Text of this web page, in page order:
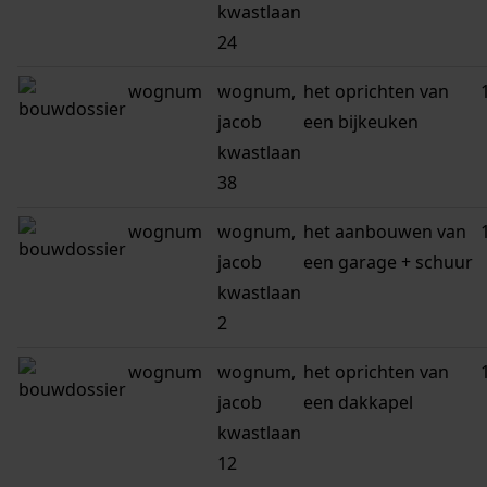
kwastlaan
24
wognum
wognum,
jacob
kwastlaan
38
het oprichten van
een bijkeuken
wognum
wognum,
jacob
kwastlaan
2
het aanbouwen van
een garage + schuur
wognum
wognum,
jacob
kwastlaan
12
het oprichten van
een dakkapel